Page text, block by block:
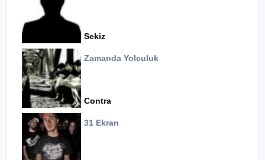
Sekiz
Zamanda Yolculuk
Contra
31 Ekran